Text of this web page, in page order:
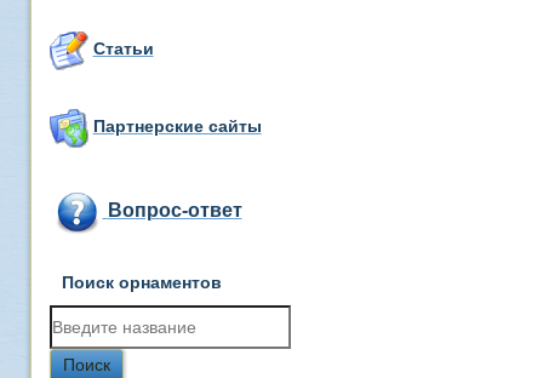
Статьи
Партнерские сайты
Вопрос-ответ
Поиск орнаментов